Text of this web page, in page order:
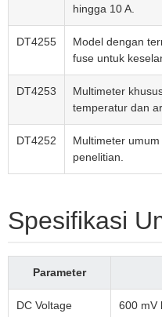
hingga 10 A.
DT4255
Model dengan
fuse untuk
DT4253
Multimeter
temperatur dan
DT4252
Multimeter
penelitian.
Spesifikasi
Parameter
DC Voltage 600 mV